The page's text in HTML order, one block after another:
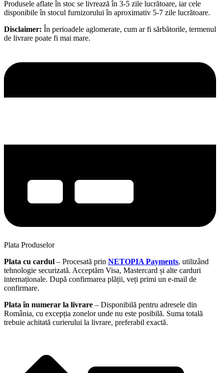
Produsele aflate în stoc se livrează în 3-5 zile lucrătoare, iar cele
disponibile în stocul furnizorului în aproximativ 5-7 zile lucrătoare.
Disclaimer: În perioadele aglomerate, cum ar fi sărbătorile, termenul
de livrare poate fi mai mare.
Plata Produselor
Plata cu cardul – Procesată prin NETOPIA Payments, utilizând
tehnologie securizată. Acceptăm Visa, Mastercard și alte carduri
internaționale. După confirmarea plății, veți primi un e-mail de
confirmare.
Plata în numerar la livrare – Disponibilă pentru adresele din
România, cu excepția zonelor unde nu este posibilă. Suma totală
trebuie achitată curierului la livrare, preferabil exactă.